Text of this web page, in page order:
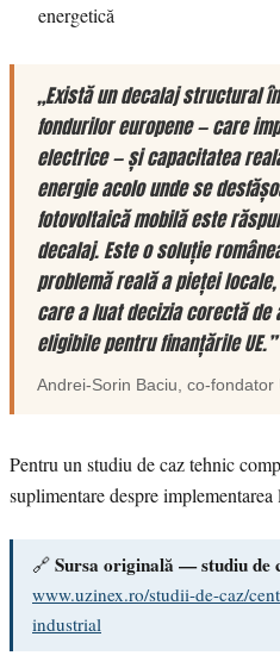
energetică
„Există un decalaj structural
fondurilor europene — care
electrice — și capacitatea
energie acolo unde se
fotovoltaică mobilă este
decalaj. Este o soluție
problemă reală a pieței
care a luat decizia corectă
eligibile pentru finanțările UE.”
Andrei-Sorin Baciu, co-fondator
Pentru un studiu de caz tehnic
suplimentare despre
🔗 Sursa originală — studiu de
www.uzinex.ro/studii-de-caz/
industrial